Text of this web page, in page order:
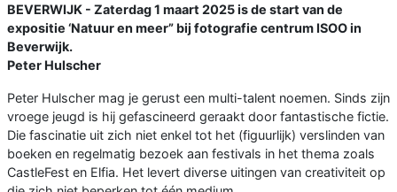
BEVERWIJK - Zaterdag 1 maart 2025 is de start van de
expositie ‘Natuur en meer” bij fotografie centrum ISOO in
Beverwijk.
Peter Hulscher
Peter Hulscher mag je gerust een multi-talent noemen. Sinds zijn
vroege jeugd is hij gefascineerd geraakt door fantastische fictie.
Die fascinatie uit zich niet enkel tot het (figuurlijk) verslinden van
boeken en regelmatig bezoek aan festivals in het thema zoals
CastleFest en Elfia. Het levert diverse uitingen van creativiteit op